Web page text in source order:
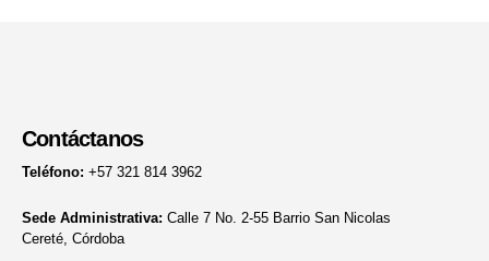
Contáctanos
Teléfono: +57 321 814 3962
Sede Administrativa: Calle 7 No. 2-55 Barrio San Nicolas
Cereté, Córdoba